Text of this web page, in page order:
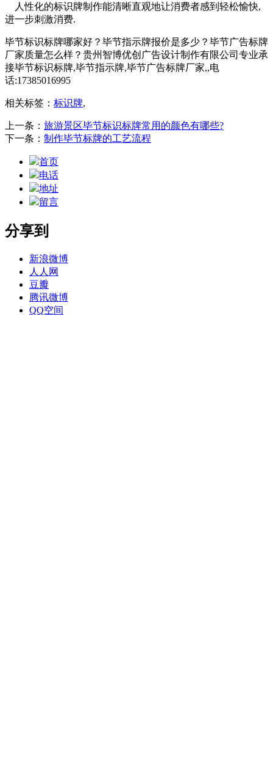
人性化的标识牌制作能清晰直观地让消费者感到轻松愉快,
进一步刺激消费.
毕节标识标牌哪家好？毕节指示牌报价是多少？毕节广告标牌
厂家质量怎么样？贵州智博优创广告设计制作有限公司专业承
接毕节标识标牌,毕节指示牌,毕节广告标牌厂家,,电
话:17385016995
相关标签： 标识牌,
上一条： 旅游景区毕节标识标牌常用的颜色有哪些?
下一条： 制作毕节标牌的工艺流程
首页
电话
地址
留言
分享到
新浪微博
人人网
豆瓣
腾讯微博
QQ空间